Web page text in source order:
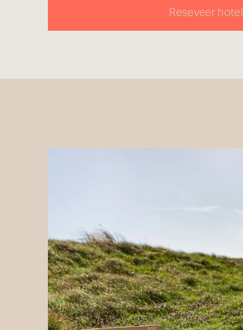
Reseveer hotel